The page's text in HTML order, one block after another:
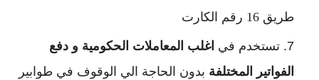
طريق 16 رقم الكارت
تستخدم في اغلب المعاملات الحكومية و دفع
الفواتير المختلفة بدون الحاجة الي الوقوف في طوابير